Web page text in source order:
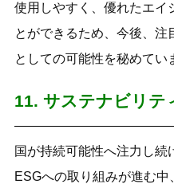
使用しやすく、優れたエイ
とができるため、今後、注
としての可能性を秘めてい
11. サステナビリテ
国が持続可能性へ注力し
ESGへの取り組みが進む